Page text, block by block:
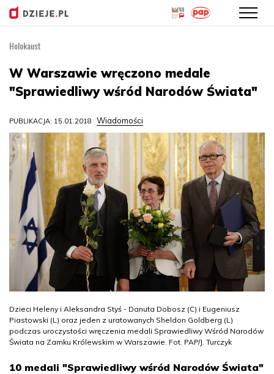
treści
Holokaust
W Warszawie wręczono medale
"Sprawiedliwy wśród Narodów Świata"
PUBLIKACJA: 15.01.2018 Wiadomości
Dzieci Heleny i Aleksandra Styś - Danuta Dobosz (C) i Eugeniusz
Piastowski (L) oraz jeden z uratowanych Sheldon Goldberg (L)
podczas uroczystości wręczenia medali Sprawiedliwy Wśród Narodów
Świata na Zamku Królewskim w Warszawie. Fot. PAP/J. Turczyk
10 medali "Sprawiedliwy wśród Narodów Świata"